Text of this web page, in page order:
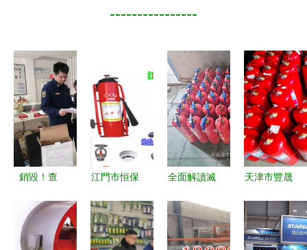
----------------
銷毀！查
3·15湖北消
防重拳出擊
江門市恒保
務部 您的
消防安全守
全面解讀滅
報廢標準
——讓天津
天津市豐晟
一站式消防
服務，守護